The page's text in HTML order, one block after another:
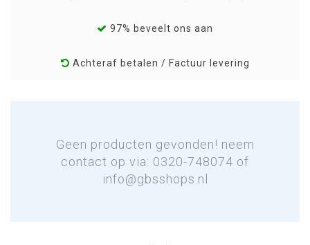
97% beveelt ons aan
Achteraf betalen / Factuur levering
Geen producten gevonden! neem
contact op via: 0320-748074 of
info@gbsshops.nl